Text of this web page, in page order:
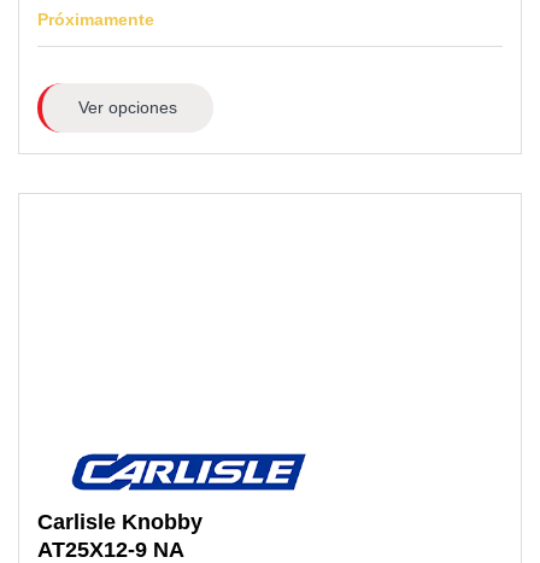
Próximamente
Ver opciones
Carlisle Knobby
AT25X12-9 NA